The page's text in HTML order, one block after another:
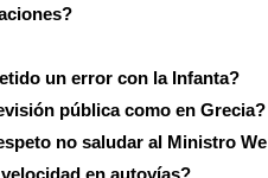
un error con la Infanta?
pública como en Grecia?
no saludar al Ministro
en autovías?